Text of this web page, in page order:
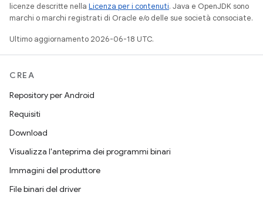
licenze descritte nella Licenza per i contenuti. Java e OpenJDK sono
marchi o marchi registrati di Oracle e/o delle sue società consociate.
Ultimo aggiornamento 2026-06-18 UTC.
CREA
Repository per Android
Requisiti
Download
Visualizza l'anteprima dei programmi binari
Immagini del produttore
File binari del driver